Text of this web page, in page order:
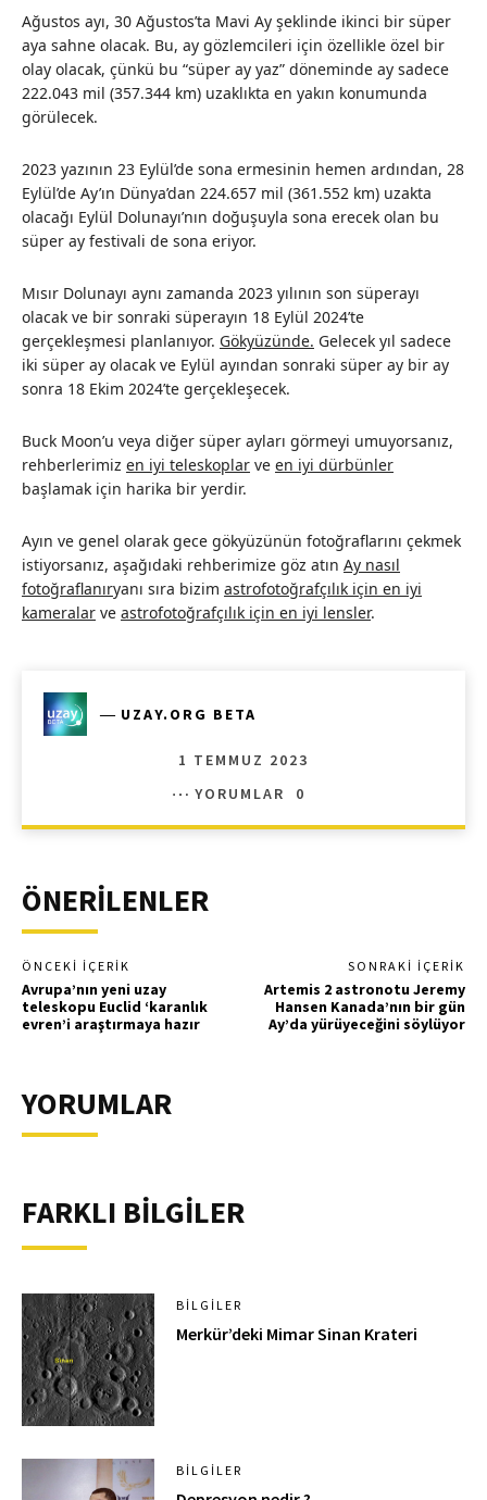
Ağustos ayı, 30 Ağustos’ta Mavi Ay şeklinde ikinci bir süper
aya sahne olacak. Bu, ay gözlemcileri için özellikle özel bir
olay olacak, çünkü bu “süper ay yaz” döneminde ay sadece
222.043 mil (357.344 km) uzaklıkta en yakın konumunda
görülecek.
2023 yazının 23 Eylül’de sona ermesinin hemen ardından, 28
Eylül’de Ay’ın Dünya’dan 224.657 mil (361.552 km) uzakta
olacağı Eylül Dolunayı’nın doğuşuyla sona erecek olan bu
süper ay festivali de sona eriyor.
Mısır Dolunayı aynı zamanda 2023 yılının son süperayı
olacak ve bir sonraki süperayın 18 Eylül 2024’te
gerçekleşmesi planlanıyor. Gökyüzünde. Gelecek yıl sadece
iki süper ay olacak ve Eylül ayından sonraki süper ay bir ay
sonra 18 Ekim 2024’te gerçekleşecek.
Buck Moon’u veya diğer süper ayları görmeyi umuyorsanız,
rehberlerimiz en iyi teleskoplar ve en iyi dürbünler
başlamak için harika bir yerdir.
Ayın ve genel olarak gece gökyüzünün fotoğraflarını çekmek
istiyorsanız, aşağıdaki rehberimize göz atın Ay nasıl
fotoğraflanıryanı sıra bizim astrofotoğrafçılık için en iyi
kameralar ve astrofotoğrafçılık için en iyi lensler.
― UZAY.ORG BETA
1 TEMMUZ 2023
YORUMLAR
0
ÖNERİLENLER
ÖNCEKI İÇERIK
Avrupa’nın yeni uzay
teleskopu Euclid ‘karanlık
evren’i araştırmaya hazır
SONRAKI İÇERIK
Artemis 2 astronotu Jeremy
Hansen Kanada’nın bir gün
Ay’da yürüyeceğini söylüyor
YORUMLAR
FARKLI BİLGİLER
BILGILER
Merkür’deki Mimar Sinan Krateri
BILGILER